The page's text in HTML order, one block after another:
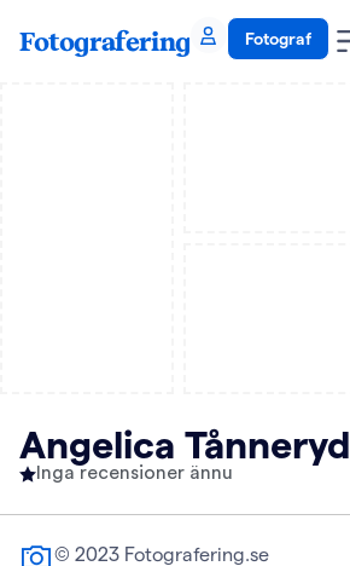
Fotografering Fotograf
Angelica Tånneryd
Inga recensioner ännu
© 2023 Fotografering.se